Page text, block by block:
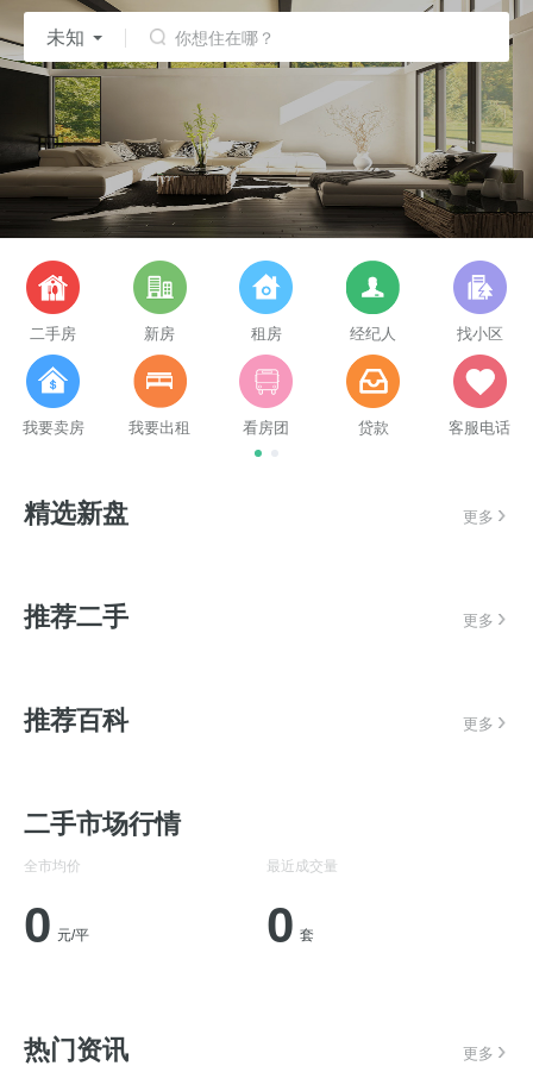
未知 你想住在哪？
二手房 新房 租房 经纪人 找小区
我要卖房 我要出租 看房团 贷款 客服电话
精选新盘 更多
推荐二手 更多
推荐百科 更多
二手市场行情
全市均价
0 元/平
最近成交量
0 套
热门资讯 更多